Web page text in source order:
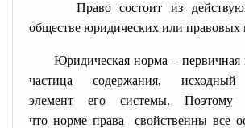
Право состоит из
обществе юридических или правовых
Юридическая норма – первичная
частица содержания, исходный
элемент его системы. Поэтому
что норме права свойственны все